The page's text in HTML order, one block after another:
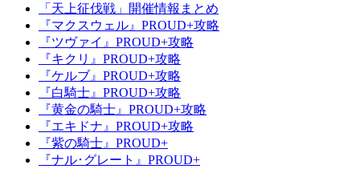
「天上征伐戦」開催情報まとめ
『マクスウェル』PROUD+攻略
『ツヴァイ』PROUD+攻略
『キクリ』PROUD+攻略
『ケルブ』PROUD+攻略
『白騎士』PROUD+攻略
『黄金の騎士』PROUD+攻略
『エキドナ』PROUD+攻略
『紫の騎士』PROUD+
『ナル･グレート』PROUD+